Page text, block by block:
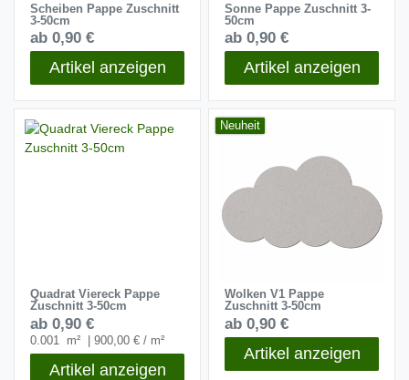
Scheiben Pappe Zuschnitt
3-50cm
ab 0,90 €
Artikel anzeigen
Sonne Pappe Zuschnitt 3-
50cm
ab 0,90 €
Artikel anzeigen
Quadrat Viereck Pappe
Zuschnitt 3-50cm
ab 0,90 €
0.001 m² | 900,00 € / m²
Artikel anzeigen
Neuheit
Wolken V1 Pappe
Zuschnitt 3-50cm
ab 0,90 €
Artikel anzeigen